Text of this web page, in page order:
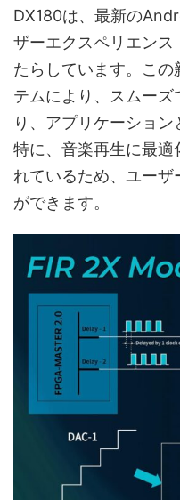
DX180は、最新の
ザーエクスペリエンス
たらしています。この
テムにより、スムー
り、アプリケーション
特に、音楽再生に最適
れているため、ユーザ
ができます。